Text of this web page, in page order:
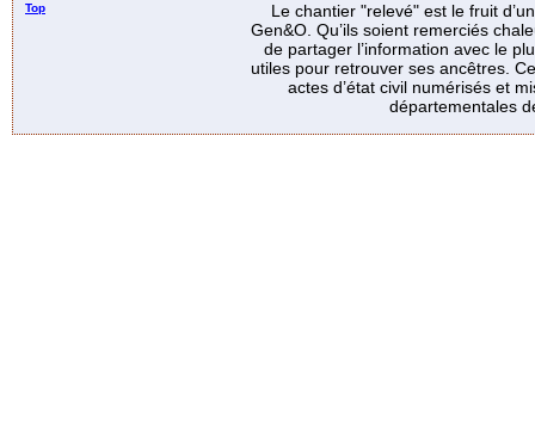
Top
Le chantier "relevé" est le fruit
Gen&O. Qu’ils soient remerciés
de partager l’information avec le
utiles pour retrouver ses ancêtres.
actes d’état civil numérisés et
départementales